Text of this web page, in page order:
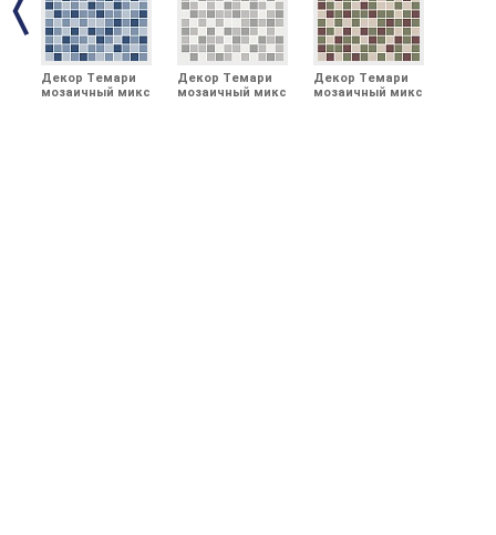
Декор Темари
мозаичный микс
Декор Темари
мозаичный микс
Декор Темари
мозаичный микс